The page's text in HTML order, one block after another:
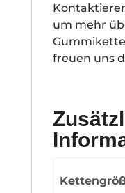
um mehr
freuen uns